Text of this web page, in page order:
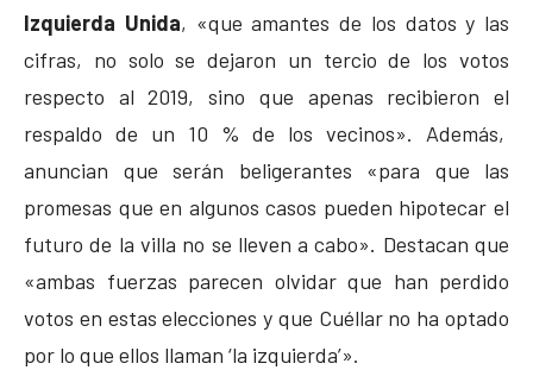
Izquierda Unida, «que amantes de los datos y las
cifras, no solo se dejaron un tercio de los votos
respecto al 2019, sino que apenas recibieron el
respaldo de un 10 % de los vecinos». Además,
anuncian que serán beligerantes «para que las
promesas que en algunos casos pueden hipotecar el
futuro de la villa no se lleven a cabo». Destacan que
«ambas fuerzas parecen olvidar que han perdido
votos en estas elecciones y que Cuéllar no ha optado
por lo que ellos llaman ‘la izquierda’».